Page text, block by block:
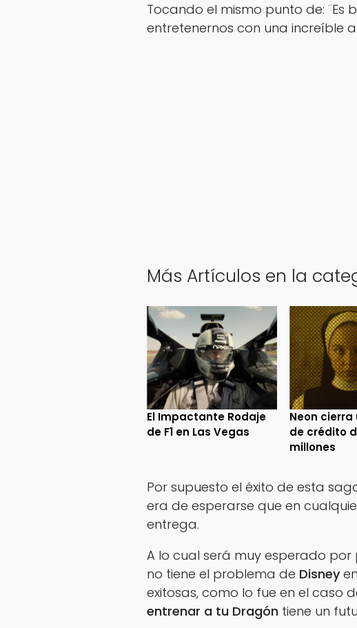
Tocando el mismo punto de: ¨Es
entretenernos con una increíble
Más Artículos en la
El Impactante Rodaje
de F1 en Las Vegas
Neon
de crédito
millones
Por supuesto el éxito de esta
era de esperarse que en
entrega.
A lo cual será muy esperado por
no tiene el problema de Disney
exitosas, como lo fue en el caso
entrenar a tu Dragón tiene un